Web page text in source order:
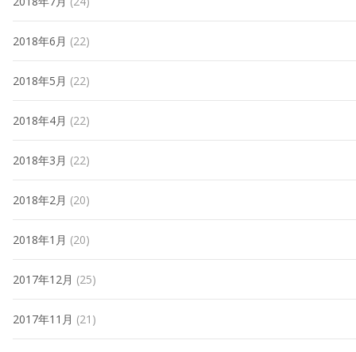
2018年6月 (22)
2018年5月 (22)
2018年4月 (22)
2018年3月 (22)
2018年2月 (20)
2018年1月 (20)
2017年12月 (25)
2017年11月 (21)